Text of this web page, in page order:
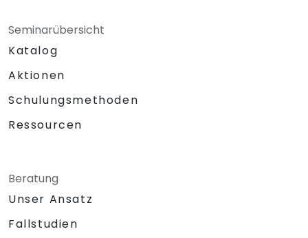
Seminarübersicht
Katalog
Aktionen
Schulungsmethoden
Ressourcen
Beratung
Unser Ansatz
Fallstudien